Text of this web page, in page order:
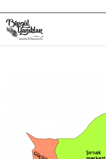
Röportajlarım